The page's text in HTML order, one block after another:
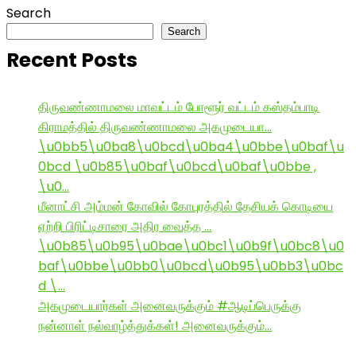
Search
Search
Recent Posts
திருவண்ணாமலை மாவட்டம் போளூர் வட்டம் கஸ்தம்பாடி
கிராமத்தில் திருவண்ணாமலை அகமுடையா…
\u0bb5\u0ba8\u0bcd\u0ba4\u0bbe\u0baf\u
0bcd \u0b85\u0baf\u0bcd\u0baf\u0bbe ,
\u0…
மீனாட்சி அம்மன் கோவில் கோபுரத்தில் தேசியக் கொடியை
ஏற்றி பிரிட்டிசாரை அதிர வைத்த …
\u0b85\u0b95\u0bae\u0bc1\u0b9f\u0bc8\u0
baf\u0bbe\u0bb0\u0bcd\u0b95\u0bb3\u0bc
d \…
அகமுடையார்கள் அனைவருக்கும் #ஆடிப்பெருக்கு
நன்னாள் நல்வாழ்த்துக்கள்! அனைவருக்கும்…